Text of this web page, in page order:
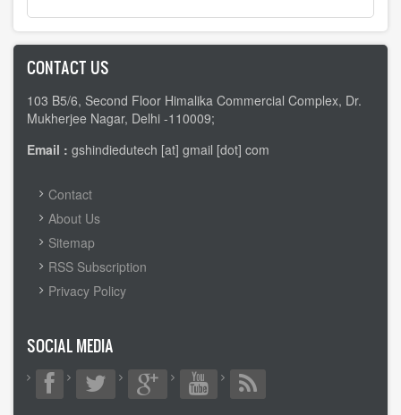
CONTACT US
103 B5/6, Second Floor Himalika Commercial Complex, Dr.
Mukherjee Nagar, Delhi -110009;
Email : gshindiedutech [at] gmail [dot] com
FOOTER
MENU
Contact
About Us
Sitemap
RSS Subscription
Privacy Policy
SOCIAL MEDIA